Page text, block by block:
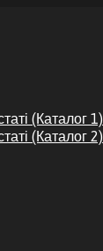
(Каталог 1)
(Каталог 2)